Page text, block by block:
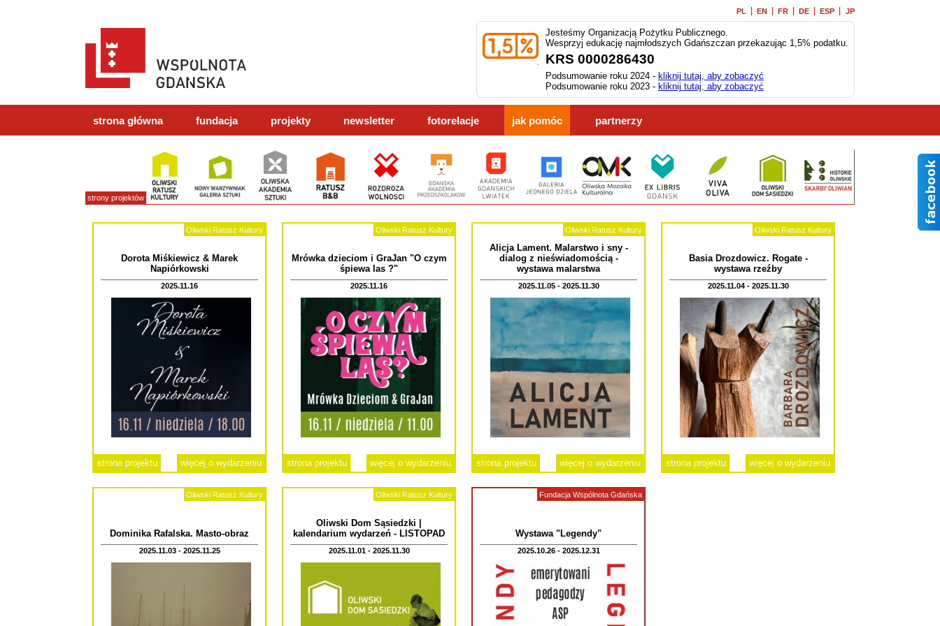
PL EN FR DE ESP JP
Jesteśmy Organizacją Pożytku Publicznego.
Wesprzyj edukację najmłodszych Gdańszczan przekazując 1,5% podatku.
KRS 0000286430
Podsumowanie roku 2024 - kliknij tutaj, aby zobaczyć
Podsumowanie roku 2023 - kliknij tutaj, aby zobaczyć
strona główna fundacja projekty newsletter fotorelacje jak pomóc partnerzy
strony projektów
Oliwski Ratusz Kultury
Dorota Miśkiewicz & Marek
Napiórkowski
2025.11.16
strona projektu więcej o wydarzeniu
Oliwski Ratusz Kultury
Mrówka dzieciom i GraJan "O czym
śpiewa las ?"
2025.11.16
strona projektu więcej o wydarzeniu
Oliwski Ratusz Kultury
Alicja Lament. Malarstwo i sny -
dialog z nieświadomością -
wystawa malarstwa
2025.11.05 - 2025.11.30
strona projektu więcej o wydarzeniu
Oliwski Ratusz Kultury
Basia Drozdowicz. Rogate -
wystawa rzeźby
2025.11.04 - 2025.11.30
strona projektu więcej o wydarzeniu
Oliwski Ratusz Kultury
Dominika Rafalska. Masto-obraz
2025.11.03 - 2025.11.25
Oliwski Ratusz Kultury
Oliwski Dom Sąsiedzki |
kalendarium wydarzeń - LISTOPAD
2025.11.01 - 2025.11.30
Fundacja Wspólnota Gdańska
Wystawa "Legendy"
2025.10.26 - 2025.12.31